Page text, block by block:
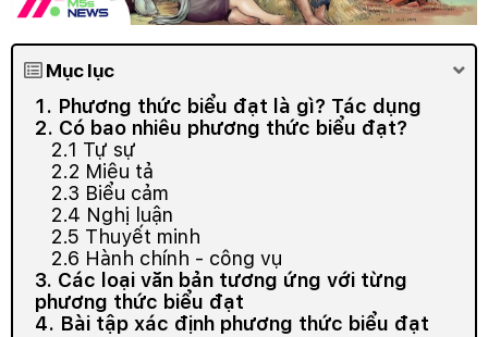
Mục lục
1. Phương thức biểu đạt là gì? Tác dụng
2. Có bao nhiêu phương thức biểu đạt?
2.1 Tự sự
2.2 Miêu tả
2.3 Biểu cảm
2.4 Nghị luận
2.5 Thuyết minh
2.6 Hành chính - công vụ
3. Các loại văn bản tương ứng với từng
phương thức biểu đạt
4. Bài tập xác định phương thức biểu đạt